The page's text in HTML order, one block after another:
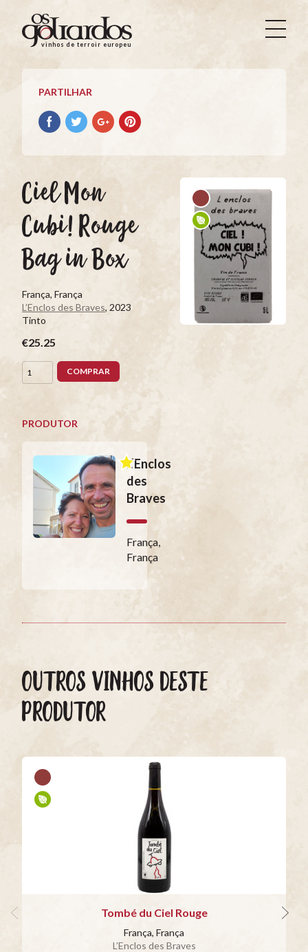
Os
Goliardos
Vinhos
Terroir
Europeus
vinhos de terroir europeus
PARTILHAR
Partilhar
no
Partilhar
no
Partilhar
no
Partilhar
no
Ciel Mon
Cubi! Rouge
Bag in Box
França, França
L’Enclos des Braves, 2023
Tinto
€25.25
COMPRAR
PRODUTOR
L’Enclos
des
Braves
França,
França
OUTROS VINHOS DESTE
PRODUTOR
Tombé du Ciel Rouge
França, França
L’Enclos des Braves